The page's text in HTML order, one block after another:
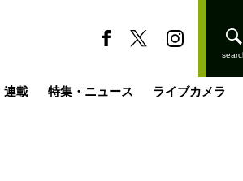
連載 特集・ニュース ライブカメラ